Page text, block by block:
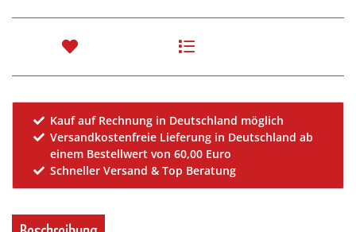
Kauf auf Rechnung in Deutschland möglich
Versandkostenfreie Lieferung in Deutschland ab
einem Bestellwert von 60,00 Euro
Schneller Versand & Top Beratung